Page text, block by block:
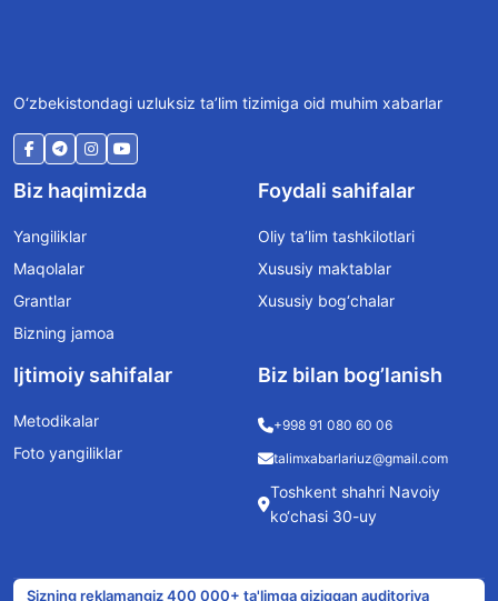
O‘zbekistondagi uzluksiz ta’lim tizimiga oid muhim xabarlar
Biz haqimizda
Yangiliklar
Maqolalar
Grantlar
Bizning jamoa
Foydali sahifalar
Oliy ta’lim tashkilotlari
Xususiy maktablar
Xususiy bog‘chalar
Ijtimoiy sahifalar
Metodikalar
Foto yangiliklar
Biz bilan bog’lanish
+998 91 080 60 06
talimxabarlariuz@gmail.com
Toshkent shahri Navoiy
ko‘chasi 30-uy
Sizning reklamangiz 400 000+ ta'limga qiziqqan auditoriya